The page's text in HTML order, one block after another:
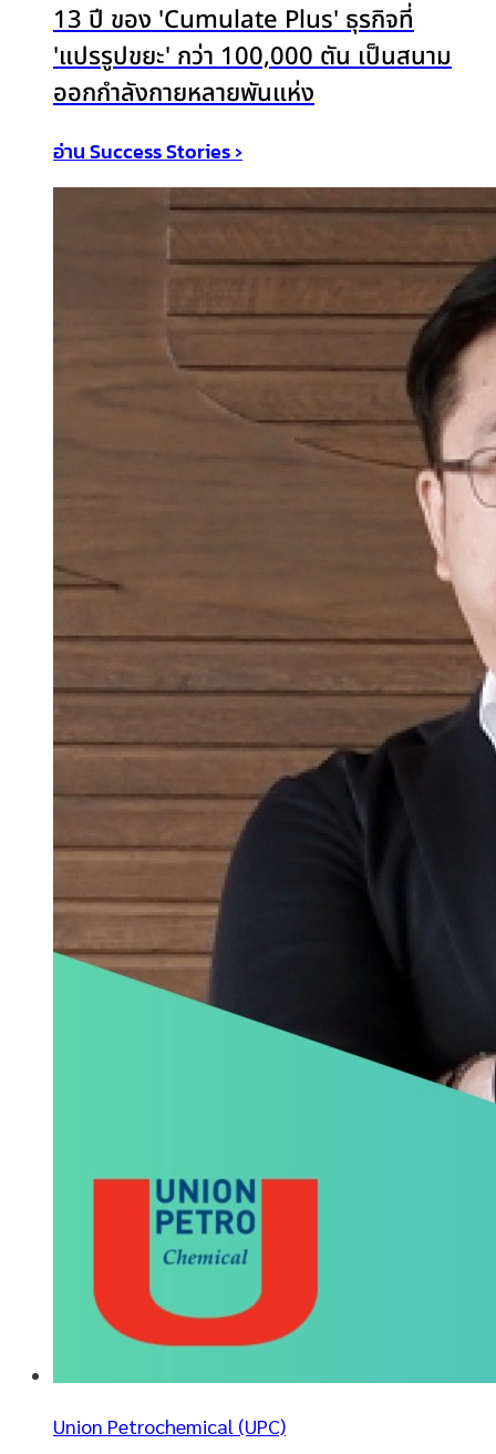
13 ปี ของ 'Cumulate Plus' ธุรกิจที่
'แปรรูปขยะ' กว่า 100,000 ตัน เป็นสนาม
ออกกำลังกายหลายพันแห่ง
อ่าน Success Stories ›
Union Petrochemical (UPC)